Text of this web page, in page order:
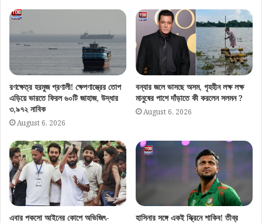
রণক্ষেত্র হরমুজ প্রণালী! ক্ষেপণাস্ত্রের তোপ
এড়িয়ে ভারতে ফিরল ৬০টি জাহাজ, উদ্ধার
৩,৯৭২ নাবিক
August 6, 2026
বন্যার জলে ভাসছে অসম, গৃহহীন লক্ষ লক্ষ
মানুষের পাশে দাঁড়াতে কী করলেন সলমন ?
August 6, 2026
এবার পকসো আইনের কোপে অভিজিৎ-
হাসিনার সঙ্গে একই স্ক্রিনে শাকিব! তীব্র